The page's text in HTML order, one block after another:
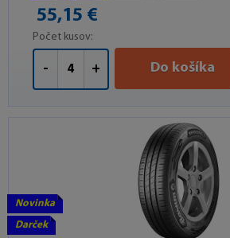
55,15 €
Počet kusov:
- + Do košíka
Novinka
Darček